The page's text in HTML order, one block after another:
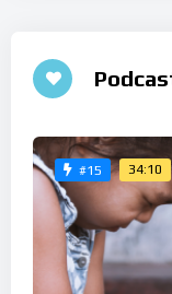
#15 34:10